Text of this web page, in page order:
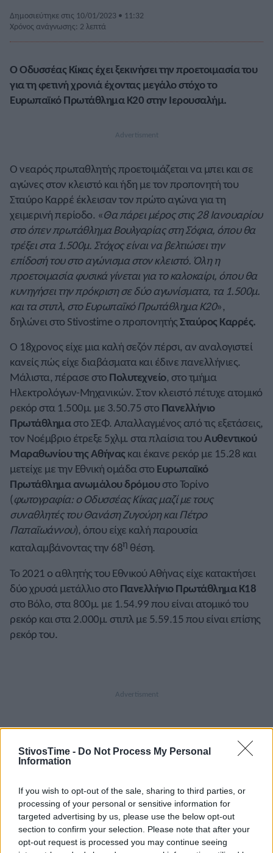
StivosTime - Do Not Process My Personal
Information
If you wish to opt-out of the sale, sharing to third parties, or
processing of your personal or sensitive information for
targeted advertising by us, please use the below opt-out
section to confirm your selection. Please note that after your
opt-out request is processed you may continue seeing
Δημοσιεύτηκε στις 10/01/2023 • 11:32
Χρόνος ανάγνωσης: 2 λεπτά
Ο Οδυσσέας Κίκας έχει ξεκινήσει την προετοιμασία του
για τη φετινή χρονιά έχοντας μεγάλο στόχο το
Ευρωπαϊκό Πρωτάθλημα Κ20 στην Ιερουσαλήμ.
Ο νεαρός πρωταθλητής προετοιμάζεται να μπει και σε
αγώνες στον κλειστό και ήδη με τον προπονητή του
Σταύρο Καρρέ έκλεισαν τον πρώτο αγώνα για τη
χειμερινή περίοδο. «Θα πάρει μέρος στις 28 Ιανουαρίου
στο όπεν πρωτάθλημα Βουλγαρίας στη Σόφια, όπου θα
τρέξει στα 1.500μ. Στόχος είναι να βελτιώσει την
επίδοσή του στο αγώνισμα στον κλειστό. Όλη η
προετοιμασία φυσικά γίνεται για το καλοκαίρι, όπου θα
κυνηγήσει την πρόκριση σε δύο αγωνίσματα, τα 1.500μ.
και τα στιπλ, στο Ευρωπαϊκό Πρωτάθλημα Κ20»,
δηλώνει στο Stivostime ο προπονητήςΣταύρος Καρρές.
Ο 18χρονος είχε μια καλή σεζόν πέρσι, αν αναλογιστεί
κανείς πώς είχε διαβάσματα και έδινε πανελλήνιες.
Μάλιστα, πέρασε στο Πολυτεχνείο, στο τμήμα
Ηλεκτρολόγων-Μηχανικών. Στον κλειστό πέτυχε ατομικό
ρεκόρ στα 1.500μ. με 3.50.75 στο Πανελλήνιο
Πρωτάθλημαστο ΣΕΦ. Απαλλαγμένος από τις εξετάσεις,
τον Νοέμβριο έτρεξε 5χλμ. στα πλαίσια τουΑυθεντικού
Μαραθωνίου της Αθήναςκαι έκανε ρεκόρ με 15.28 και
μετείχε με την Εθνική ομάδα στο Ευρωπαϊκό
Πρωτάθλημα ανωμάλου δρόμου στο Τορίνο
(φωτογραφία: ο Οδυσσέας Κίκας μαζί με τους
συναθλητές του Θανάση Ζυγούρη και Πέτρο
Παπαϊωάννου), όπου είχε καλή παρουσία
καταλαμβάνοντας την 68η θέση.
Το 2021 ο αθλητής του Εθνικού Αθήνας είχε κατακτήσει
δύο χρυσά μετάλλιο στο Πανελλήνιο Πρωτάθλημα Κ18
στο Βόλο, στα 800μ. με 1.54.99 που είναι ατομικό του
ρεκόρ και στα 2.000μ. στιπλ με 5.59.15 που είναι επίσης
ρεκόρ του.
Εγγραφείτε στο Stivostime των